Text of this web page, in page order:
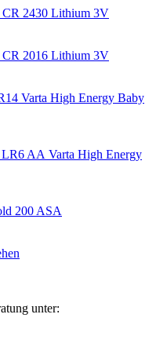
CR 2430 Lithium 3V
CR 2016 Lithium 3V
Varta High Energy Baby
Varta High Energy
200 ASA
unter: